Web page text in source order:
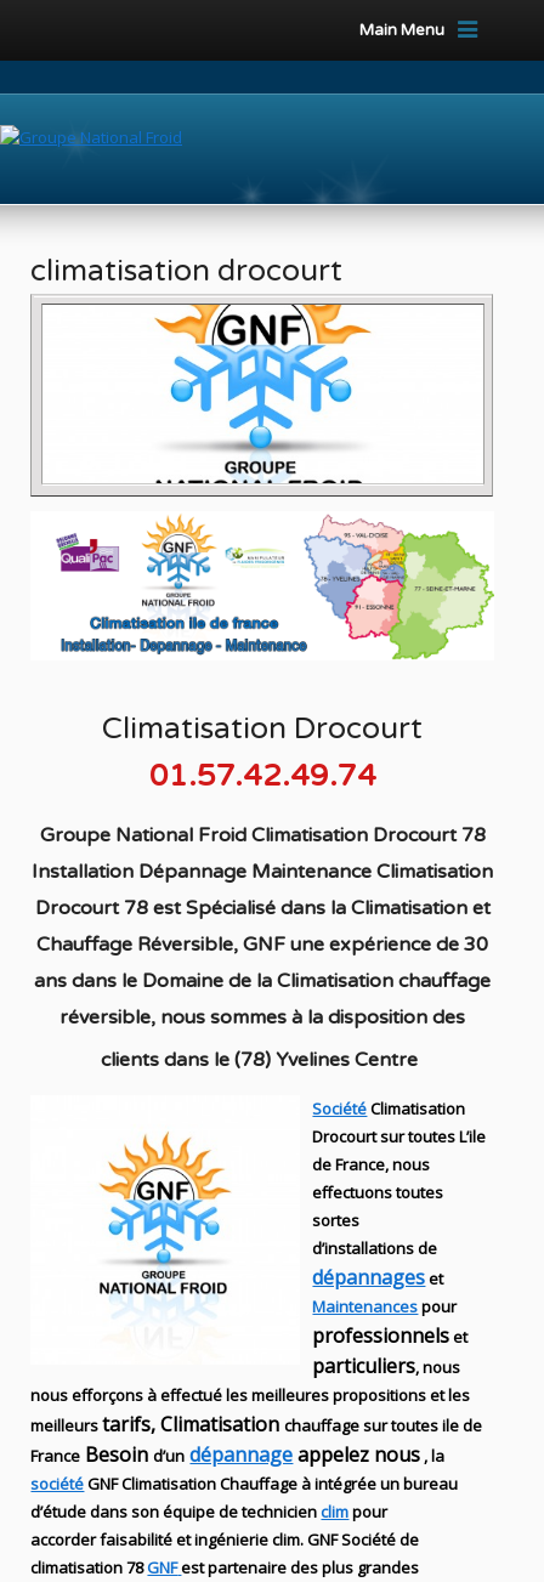
Main Menu
climatisation drocourt
Climatisation Drocourt
01.57.42.49.74
Groupe National Froid Climatisation Drocourt 78
Installation Dépannage Maintenance Climatisation
Drocourt 78 est Spécialisédans la Climatisationet
Chauffage Réversible, GNF une expérience de 30
ans dans le Domaine de la Climatisation chauffage
réversible, nous sommes à la disposition des
clients dansle (78) Yvelines Centre
SociétéClimatisation
Drocourt sur toutes L’ile
de France, nous
effectuons toutes
sortes
d’installationsde
dépannageset
Maintenancespour
professionnelset
particuliers, nous
nous efforçons à effectué les meilleures propositions et les
meilleurstarifs, Climatisationchauffage sur toutes ile de
France Besoind’un dépannageappelez nous , la
sociétéGNFClimatisation Chauffage à intégrée un bureau
d’étude dans son équipe de technicienclimpour
accorder faisabilité et ingénierieclim.GNFSociété de
climatisation 78GNFest partenaire des plus grandes